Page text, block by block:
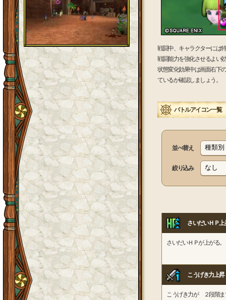
戦闘中、キャラクターには
戦闘能力を強化させるよい
状態変化効果中は画面右下
ているか確認しましょう。
バトルアイコン一覧
並べ替え
絞り込み
さいだいＨＰ上
さいだいＨＰが上がる。
こうげき力上昇
こうげき力が ２段階ま